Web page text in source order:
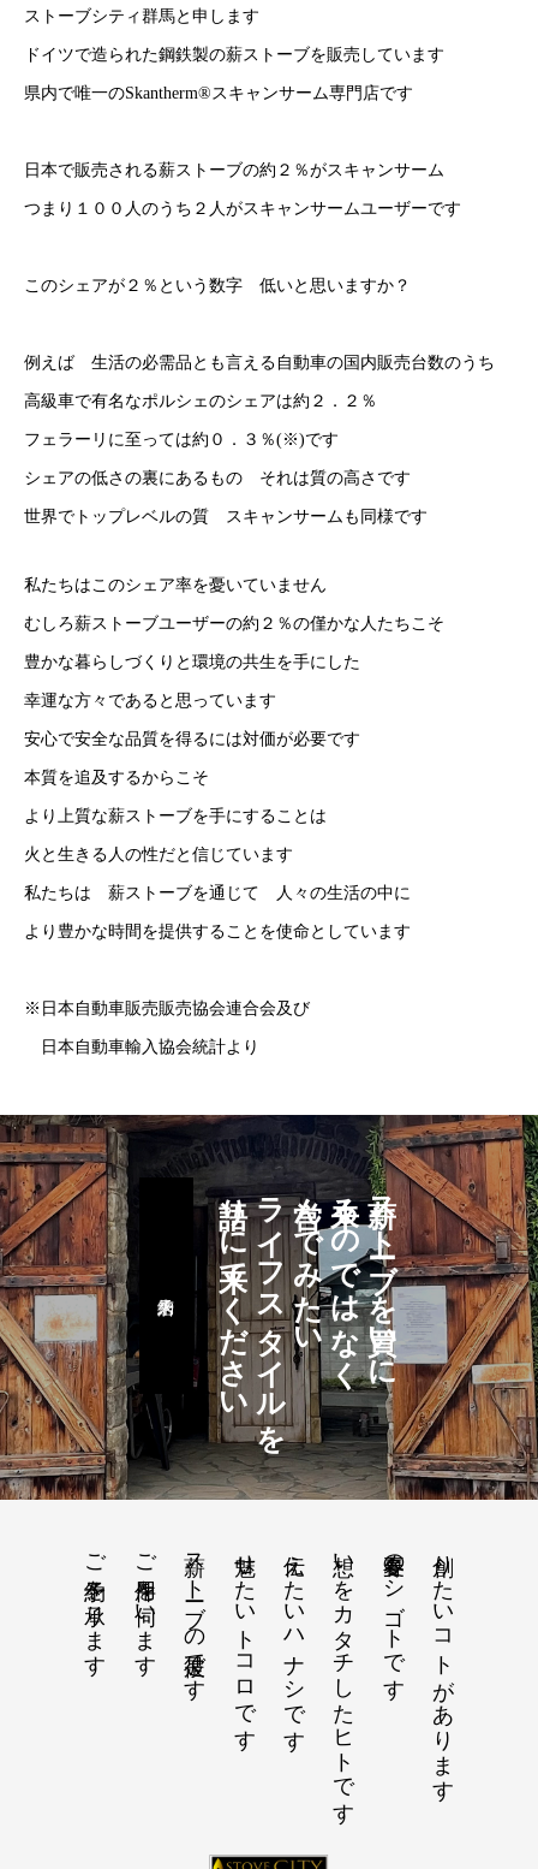
ストーブシティ群馬と申します
ドイツで造られた鋼鉄製の薪ストーブを販売しています
県内で唯一のSkantherm®スキャンサーム専門店です
日本で販売される薪ストーブの約２％がスキャンサーム
つまり１００人のうち２人がスキャンサームユーザーです
このシェアが２％という数字 低いと思いますか？
例えば 生活の必需品とも言える自動車の国内販売台数のうち
高級車で有名なポルシェのシェアは約２．２％
フェラーリに至っては約０．３％(※)です
シェアの低さの裏にあるもの それは質の高さです
世界でトップレベルの質 スキャンサームも同様です
私たちはこのシェア率を憂いていません
むしろ薪ストーブユーザーの約２％の僅かな人たちこそ
豊かな暮らしづくりと環境の共生を手にした
幸運な方々であると思っています
安心で安全な品質を得るには対価が必要です
本質を追及するからこそ
より上質な薪ストーブを手にすることは
火と生きる人の性だと信じています
私たちは 薪ストーブを通じて 人々の生活の中に
より豊かな時間を提供することを使命としています
※日本自動車販売販売協会連合会及び
日本自動車輸入協会統計より
薪ストーブを買いに
来るのではなく
営んでみたい
ライフスタイルを
語りに来てください
創りたいコトがあります
春夏冬のシゴトです
想いをカタチしたヒトです
伝えたいハナシです
魅せたいトコロです
薪ストーブの彼是です
ご用件を伺います
ご予約を承ります